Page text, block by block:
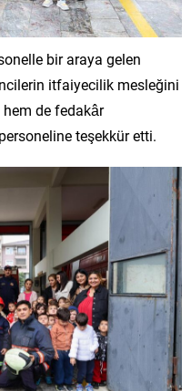
bir araya gelen
itfaiyecilik mesleğini
hem de fedakâr
teşekkür etti.